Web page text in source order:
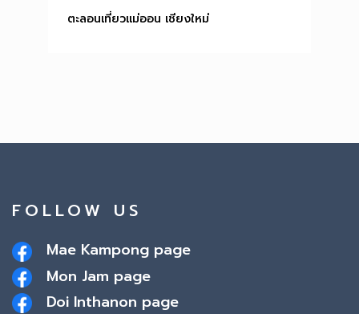
ตะลอนเที่ยวแม่ออน เชียงใหม่
FOLLOW US
Mae Kampong page
Mon Jam page
Doi Inthanon page